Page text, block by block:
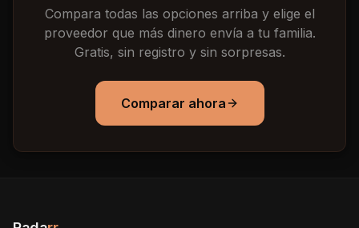
Compara todas las opciones arriba y elige el
proveedor que más dinero envía a tu familia.
Gratis, sin registro y sin sorpresas.
Comparar ahora